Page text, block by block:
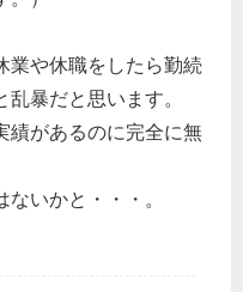
業や休職をしたら勤続
暴だと思います。
績があるのに完全に無
いかと・・・。